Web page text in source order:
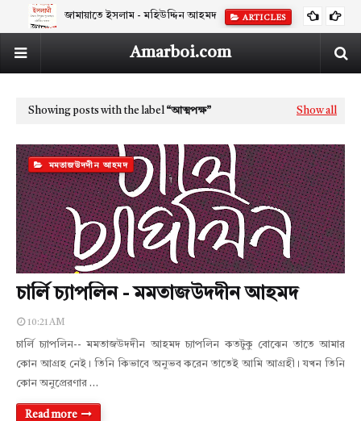
জামায়াতে ইসলাম - মহিউদ্দিন আহমদ ARTICLES
Amarboi.com
Showing posts with the label আত্মপক্ষ Show all
মমতাজউদদীন আহমদ
চার্লি চ্যাপলিন - মমতাজউদদীন আহমদ
10:21 AM
চার্লি চ্যাপলিন-- মমতাজউদদীন আহমদ চ্যাপলিন কতটুকু বোঝেন তাতে আমার
কোন আগ্রহ নেই। তিনি কিভাবে অনুভব করেন তাতেই আমি আগ্রহী। যখন তিনি
কোন অনুপ্রেরণার …
Read more